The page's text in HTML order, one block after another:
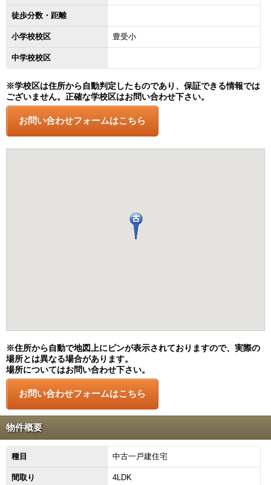
徒歩分数・距離
小学校校区 豊受小
中学校校区
※学校区は住所から自動判定したものであり、保証できる情報では
ございません。正確な学校区はお問い合わせ下さい。
※住所から自動で地図上にピンが表示されておりますので、実際の
場所とは異なる場合があります。
場所についてはお問い合わせ下さい。
物件概要
種目 中古一戸建住宅
間取り 4LDK